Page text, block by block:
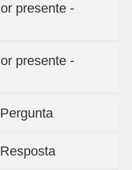
presente -
presente -